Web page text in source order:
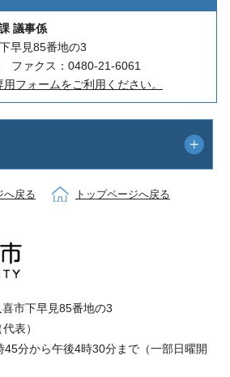
議事係
早見85番地の3
ファクス：0480-21-6061
フォームをご利用ください。
へ戻る トップページへ戻る
市下早見85番地の3
表）
45分から午後4時30分まで（一部日曜開